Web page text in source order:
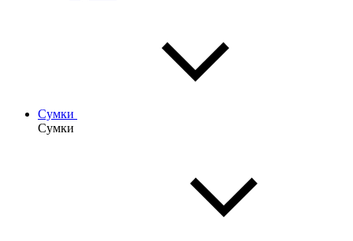
Сумки
Сумки